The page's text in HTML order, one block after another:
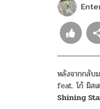
หลังจากกลับ
feat. โก้ มิส
Shining